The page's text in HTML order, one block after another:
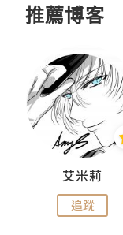
推薦博客
艾米莉
追蹤